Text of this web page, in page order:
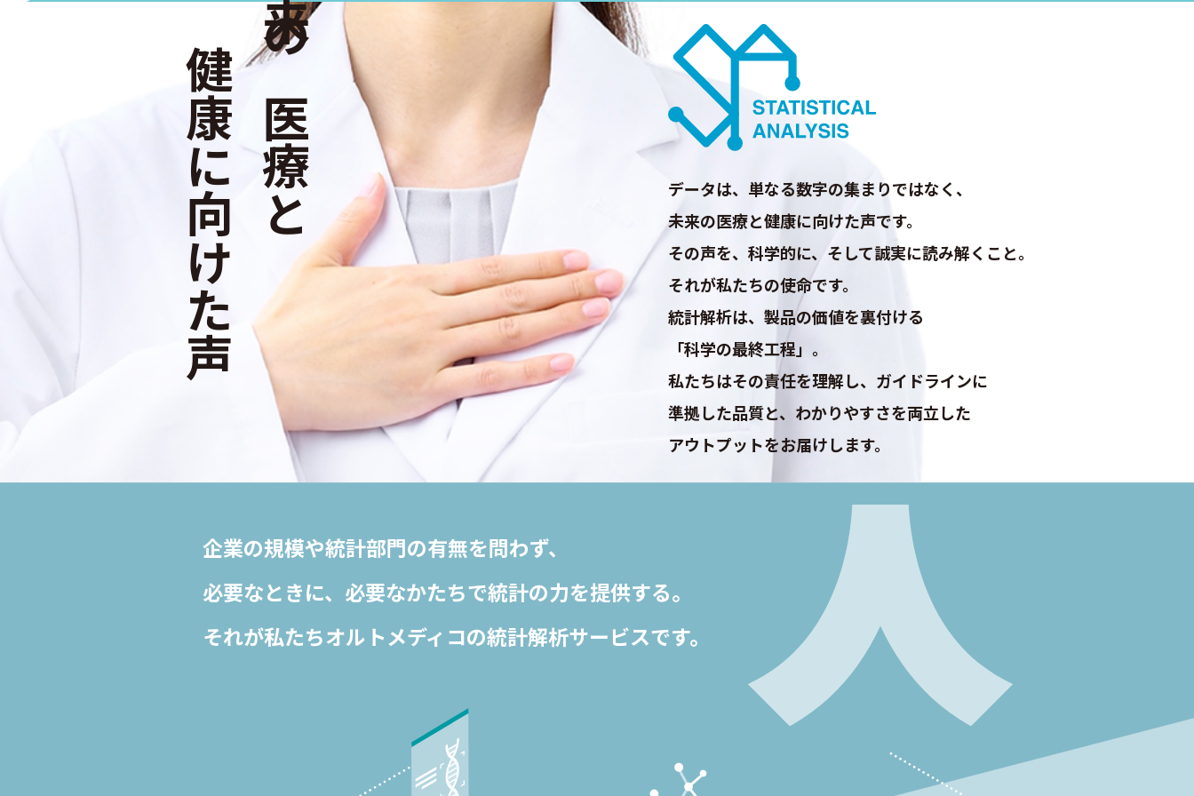
未来の医療と
健康に向けた声
データは、単なる数字の集まりではなく、
未来の医療と健康に向けた声です。
その声を、科学的に、そして誠実に読み解くこと。
それが私たちの使命です。
統計解析は、製品の価値を裏付ける
「科学の最終工程」。
私たちはその責任を理解し、ガイドラインに
準拠した品質と、わかりやすさを両立した
アウトプットをお届けします。
企業の規模や統計部門の有無を問わず、
必要なときに、 必要なかたちで統計の力を提供する。
それが私たちオルトメディコの統計解析サービスです。